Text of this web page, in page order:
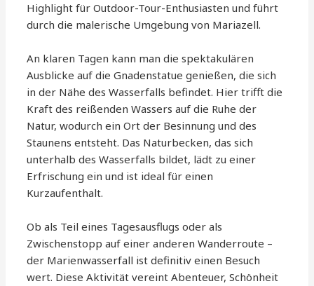
Highlight für Outdoor-Tour-Enthusiasten und führt
durch die malerische Umgebung von Mariazell.
An klaren Tagen kann man die spektakulären
Ausblicke auf die Gnadenstatue genießen, die sich
in der Nähe des Wasserfalls befindet. Hier trifft die
Kraft des reißenden Wassers auf die Ruhe der
Natur, wodurch ein Ort der Besinnung und des
Staunens entsteht. Das Naturbecken, das sich
unterhalb des Wasserfalls bildet, lädt zu einer
Erfrischung ein und ist ideal für einen
Kurzaufenthalt.
Ob als Teil eines Tagesausflugs oder als
Zwischenstopp auf einer anderen Wanderroute –
der Marienwasserfall ist definitiv einen Besuch
wert. Diese Aktivität vereint Abenteuer, Schönheit